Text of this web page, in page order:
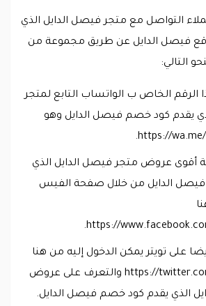
التواصل مع متجر فيصل الدايل الذي
فيصل الدايل عن طريق مجموعة من
التالي:
الرقم الخاص ب الواتساب التابع لمتجر
يقدم كود خصم فيصل الدايل وهو
https://
أقوى عروض متجر فيصل الدايل الذي
الدايل من خلال صفحة الفيس
https://
على تويتر يمكن الدخول إليه من هنا
https://twitter.com/faisal_aldayel والتعرف على عروض
الذي يقدم كود خصم فيصل الدايل.